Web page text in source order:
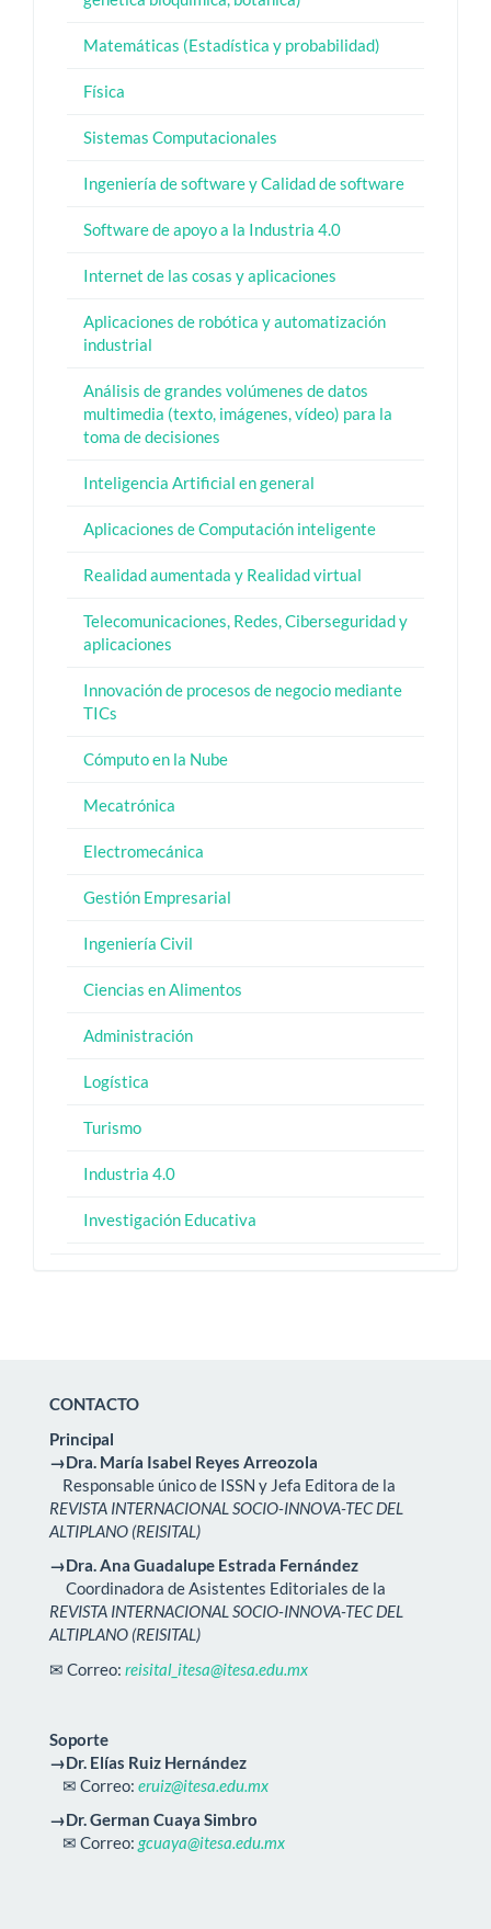
Matemáticas (Estadística y probabilidad)
Física
Sistemas Computacionales
Ingeniería de software y Calidad de software
Software de apoyo a la Industria 4.0
Internet de las cosas y aplicaciones
Aplicaciones de robótica y automatización
industrial
Análisis de grandes volúmenes de datos
multimedia (texto, imágenes, vídeo) para la
toma de decisiones
Inteligencia Artificial en general
Aplicaciones de Computación inteligente
Realidad aumentada y Realidad virtual
Telecomunicaciones, Redes, Ciberseguridad y
aplicaciones
Innovación de procesos de negocio mediante
TICs
Cómputo en la Nube
Mecatrónica
Electromecánica
Gestión Empresarial
Ingeniería Civil
Ciencias en Alimentos
Administración
Logística
Turismo
Industria 4.0
Investigación Educativa
CONTACTO
Principal
→Dra. María Isabel Reyes Arreozola
Responsable único de ISSN y Jefa Editora de la
REVISTA INTERNACIONAL SOCIO-INNOVA-TEC DEL
ALTIPLANO (REISITAL)
→Dra. Ana Guadalupe Estrada Fernández
Coordinadora de Asistentes Editoriales de la
REVISTA INTERNACIONAL SOCIO-INNOVA-TEC DEL
ALTIPLANO (REISITAL)
✉ Correo: reisital_itesa@itesa.edu.mx
Soporte
→Dr. Elías Ruiz Hernández
✉ Correo: eruiz@itesa.edu.mx
→Dr. German Cuaya Simbro
✉ Correo: gcuaya@itesa.edu.mx